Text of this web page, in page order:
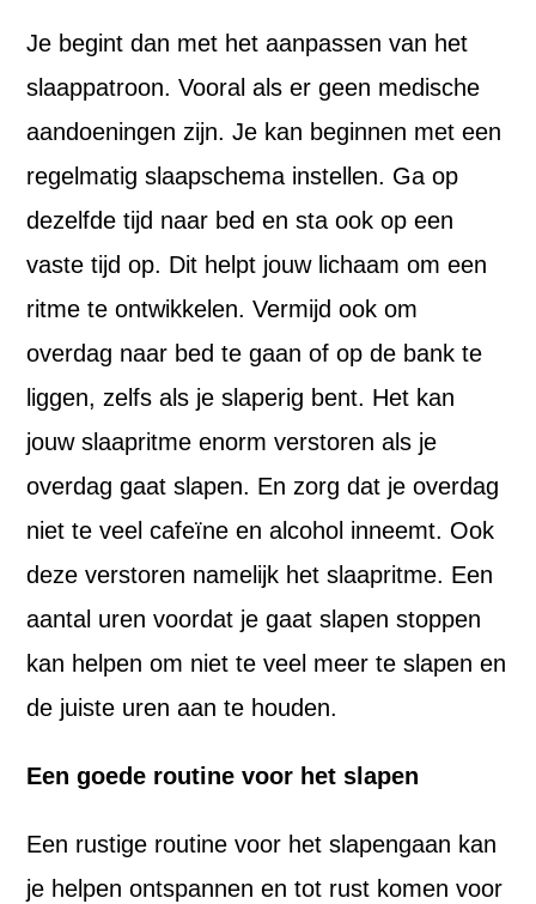
Je begint dan met het aanpassen van het
slaappatroon. Vooral als er geen medische
aandoeningen zijn. Je kan beginnen met een
regelmatig slaapschema instellen. Ga op
dezelfde tijd naar bed en sta ook op een
vaste tijd op. Dit helpt jouw lichaam om een
ritme te ontwikkelen. Vermijd ook om
overdag naar bed te gaan of op de bank te
liggen, zelfs als je slaperig bent. Het kan
jouw slaapritme enorm verstoren als je
overdag gaat slapen. En zorg dat je overdag
niet te veel cafeïne en alcohol inneemt. Ook
deze verstoren namelijk het slaapritme. Een
aantal uren voordat je gaat slapen stoppen
kan helpen om niet te veel meer te slapen en
de juiste uren aan te houden.
Een goede routine voor het slapen
Een rustige routine voor het slapengaan kan
je helpen ontspannen en tot rust komen voor